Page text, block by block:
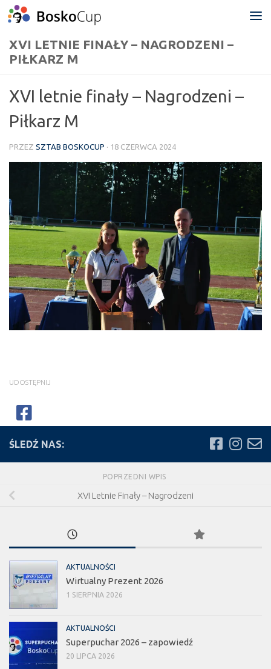
Przejdź do treści
XVI LETNIE FINAŁY – NAGRODZENI –
PIŁKARZ M
XVI letnie finały – Nagrodzeni –
Piłkarz M
PRZEZ SZTAB BOSKOCUP · 18 CZERWCA 2024
UDOSTĘPNIJ
ŚLEDŹ NAS:
POPRZEDNI WPIS
XVI Letnie Finały – Nagrodzeni
AKTUALNOŚCI
Wirtualny Prezent 2026
1 SIERPNIA 2026
AKTUALNOŚCI
Superpuchar 2026 – zapowiedź
20 LIPCA 2026